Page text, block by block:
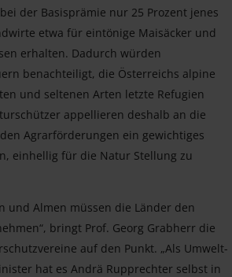
der Basisprämie nur 25 Prozent jenes
etwa für eintönige Maisäcker und
erhalten. Dadurch würden
benachteiligt, die Österreichs alpine
und seltenen Arten letzte Refugien
appellieren deshalb an die
Agrarförderungen ein gewichtiges
einhellig für die Natur Stellung zu
und Almen müssen die Länder den
bringt Prof. Georg Grabherr die
auf den Punkt. „Als Umwelt-
hat es Andrä Rupprechter selbst in